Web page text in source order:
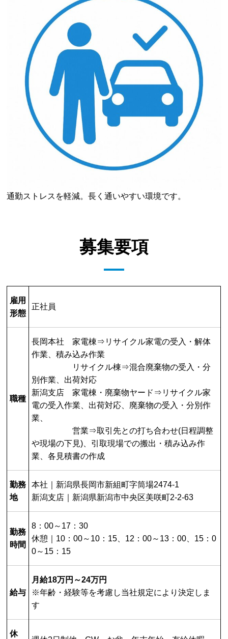
通勤ストレスを軽減。長く通いやすい環境です。
募集要項
雇用
形態
正社員
職種
長岡本社 家電棟⇒リサイクル家電の受入・解体
作業、積み込み作業
リサイクル棟⇒混合廃棄物の受入・分
別作業、出荷対応
新潟支店 家電棟・廃棄物ヤード⇒リサイクル家
電の受入作業、出荷対応、廃棄物の受入・分別作
業、
営業⇒取引先との打ち合わせ(日程調整
や現場の下見)、引取現場での搬出・積み込み作
業、各見積書の作成
勤務
地
本社｜新潟県長岡市新組町字筒場2474-1
新潟支店｜新潟県新潟市中央区美咲町2-2-63
勤務
時間
8：00～17：30
休憩｜10：00～10：15、12：00～13：00、15：0
0～15：15
給与
月給18万円～24万円
※年齢・経験等を考慮し当社規定により決定しま
す
休